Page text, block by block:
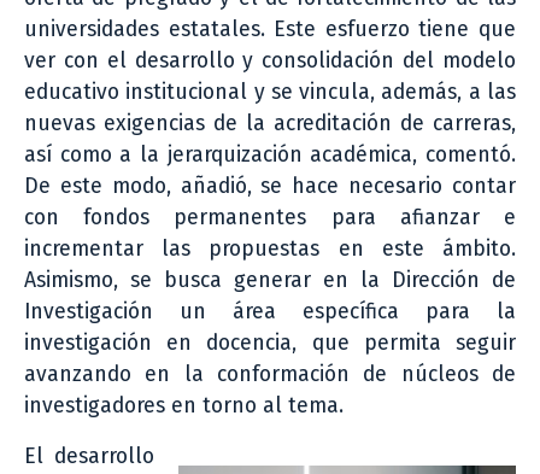
universidades estatales. Este esfuerzo tiene que
ver con el desarrollo y consolidación del modelo
educativo institucional y se vincula, además, a las
nuevas exigencias de la acreditación de carreras,
así como a la jerarquización académica, comentó.
De este modo, añadió, se hace necesario contar
con fondos permanentes para afianzar e
incrementar las propuestas en este ámbito.
Asimismo, se busca generar en la Dirección de
Investigación un área específica para la
investigación en docencia, que permita seguir
avanzando en la conformación de núcleos de
investigadores en torno al tema.
El desarrollo